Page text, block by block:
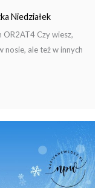
Niedziałek
OR2AT4 Czy wiesz,
ale też w innych